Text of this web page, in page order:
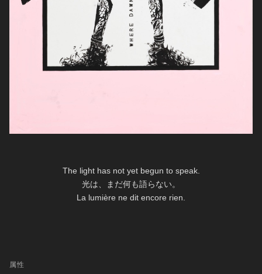
The light has not yet begun to speak.
光は、まだ何も語らない。
La lumière ne dit encore rien.
属性